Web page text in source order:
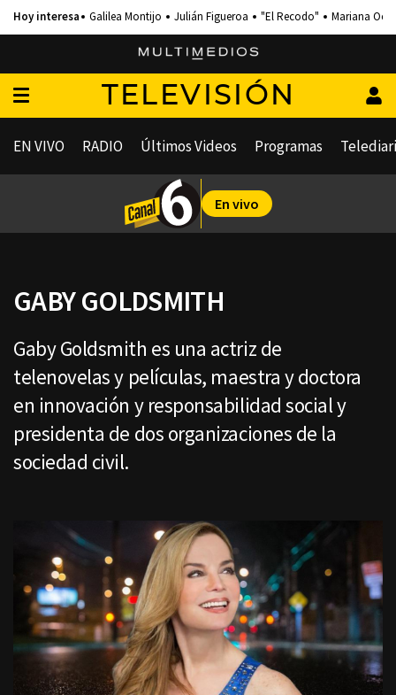
Galilea Montijo Julián Figueroa "El Recodo" Mariana
TELEVISIÓN
EN VIVO RADIO Últimos Videos Programas
En vivo
GABY GOLDSMITH
Gaby Goldsmith es una actriz de
telenovelas y películas, maestra y doctora
en innovación y responsabilidad social y
presidenta de dos organizaciones de la
sociedad civil.